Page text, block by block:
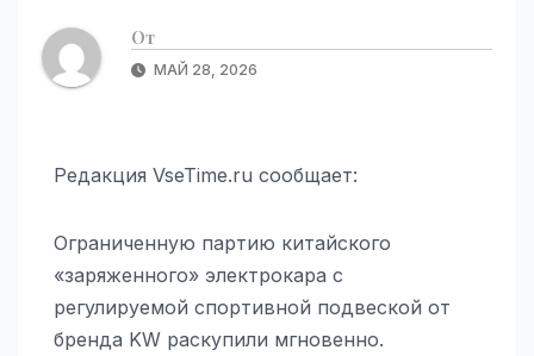
От
МАЙ 28, 2026
Редакция VseTime.ru сообщает:
Ограниченную партию китайского
«заряженного» электрокара с
регулируемой спортивной подвеской от
бренда KW раскупили мгновенно.